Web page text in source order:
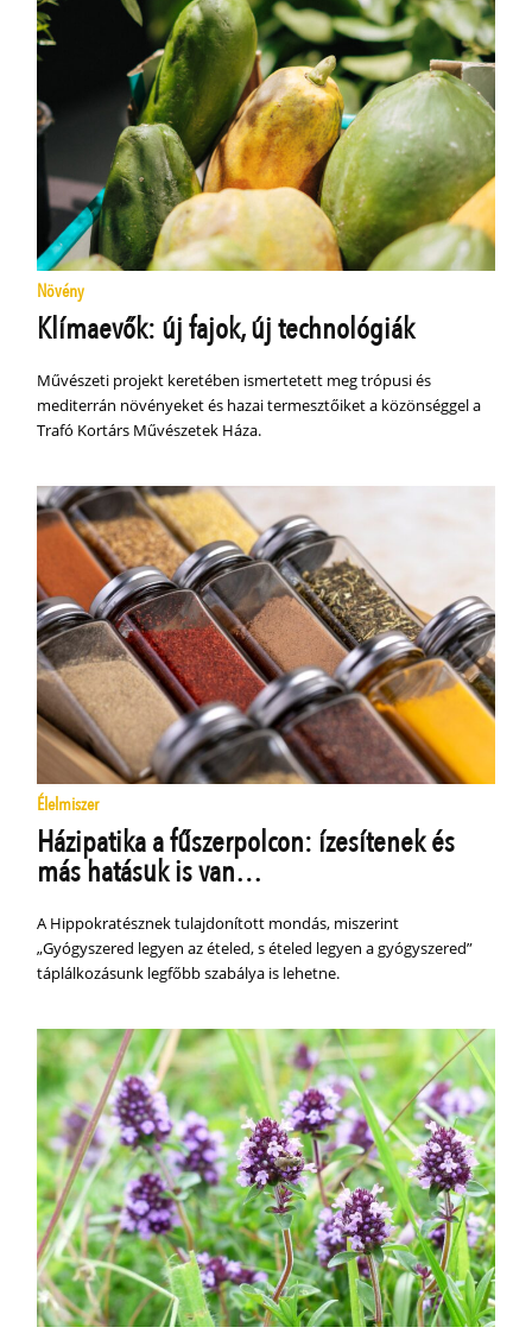
Növény
Klímaevők: új fajok, új technológiák
Művészeti projekt keretében ismertetett meg trópusi és
mediterrán növényeket és hazai termesztőiket a közönséggel a
Trafó Kortárs Művészetek Háza.
Élelmiszer
Házipatika a fűszerpolcon: ízesítenek és
más hatásuk is van…
A Hippokratésznek tulajdonított mondás, miszerint
„Gyógyszered legyen az ételed, s ételed legyen a gyógyszered”
táplálkozásunk legfőbb szabálya is lehetne.